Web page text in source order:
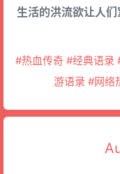
生活的洪流欲让人
#热血传奇 #经典语录
游语录 #网络